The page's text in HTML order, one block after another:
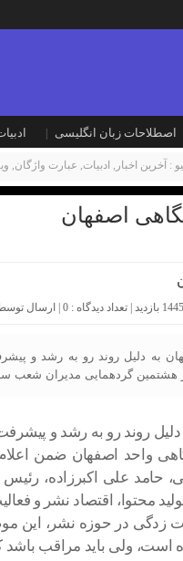
اصطلاحات زبان انگلیسی
: آخرین اخبار , ادبیات, عبارت واژگان,
اصفهان
0 | ارسال
گردهمایی مدیران شعب
آن در سال ۱۴۰۰، از سوی سازمان انتشارات
واحد اصفهان ضمن
حامد علی اکبرزاده،
محتوا، اقتصاد نشر و
زدگی در حوزه نشر،
است، ولی باید مراقب